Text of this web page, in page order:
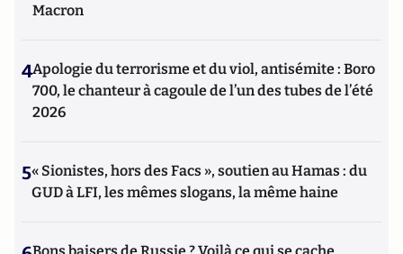
Macron
4Apologie du terrorisme et du viol, antisémite : Boro
700, le chanteur à cagoule de l’un des tubes de l’été
2026
5« Sionistes, hors des Facs », soutien au Hamas : du
GUD à LFI, les mêmes slogans, la même haine